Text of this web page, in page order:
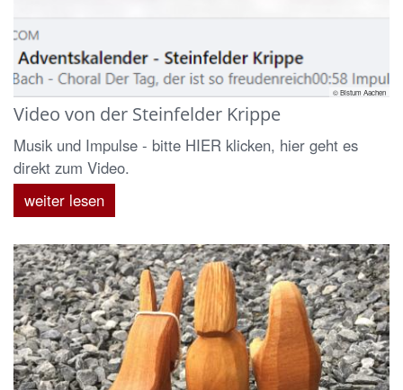
© Bistum Aachen
Video von der Steinfelder Krippe
Musik und Impulse - bitte HIER klicken, hier geht es
direkt zum Video.
weiter lesen